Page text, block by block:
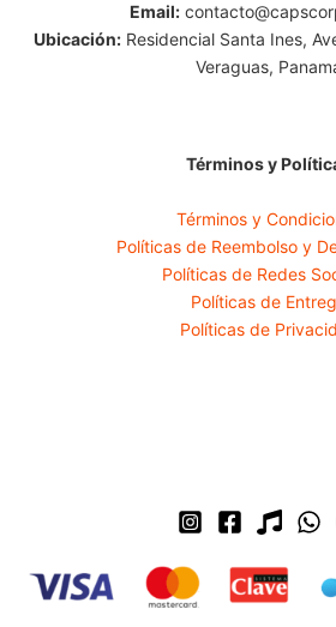
Email:
Ubicación:Residencial Santa Ines,
Veraguas,
Términos y
Términos y
Políticas de Reembolso y
Políticas de Redes
Políticas de
Políticas de